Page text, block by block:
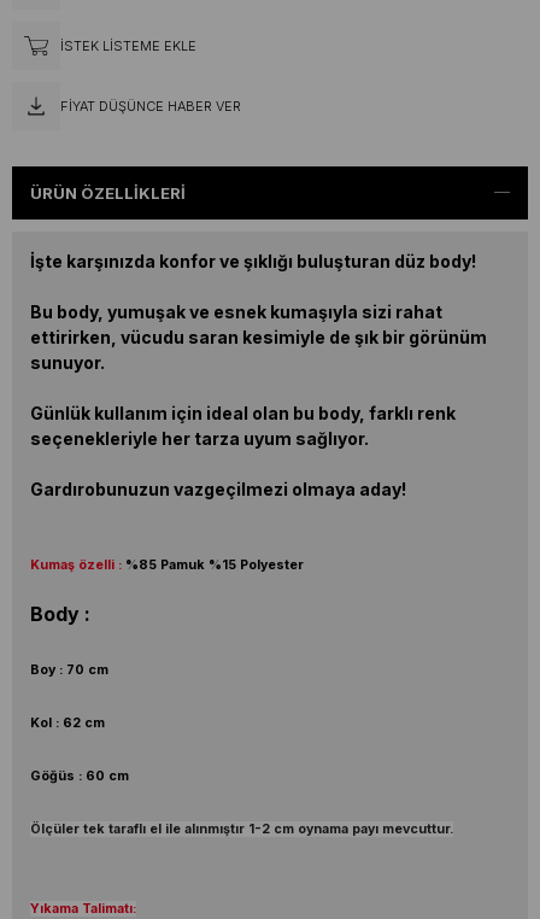
İSTEK LISTEME EKLE
FIYAT DÜŞÜNCE HABER VER
ÜRÜN ÖZELLIKLERI
İşte karşınızda konfor ve şıklığı buluşturan düz body!
Bu body, yumuşak ve esnek kumaşıyla sizi rahat
ettirirken, vücudu saran kesimiyle de şık bir görünüm
sunuyor.
Günlük kullanım için ideal olan bu body, farklı renk
seçenekleriyle her tarza uyum sağlıyor.
Gardırobunuzun vazgeçilmezi olmaya aday!
Kumaş özelli : %85 Pamuk %15 Polyester
Body :
Boy : 70 cm
Kol : 62 cm
Göğüs : 60 cm
Ölçüler tek taraflı el ile alınmıştır 1-2 cm oynama payı mevcuttur.
Yıkama Talimatı: